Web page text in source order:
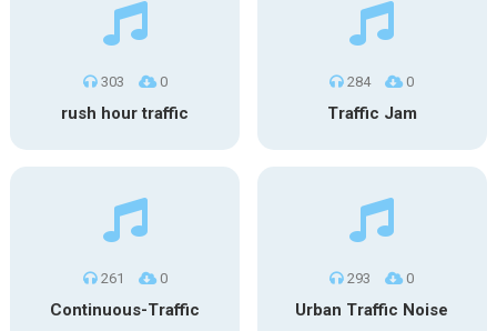
303 0
rush hour traffic
284 0
Traffic Jam
261 0
Continuous-Traffic
293 0
Urban Traffic Noise